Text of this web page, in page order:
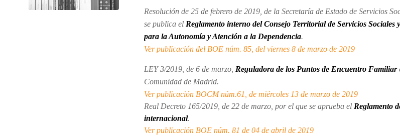
Resolución de 25 de febrero de 2019, de la Secretaría de Estado de Servicios
se publica el Reglamento interno del Consejo Territorial de Servicios Sociales
para la Autonomía y Atención a la Dependencia.
Ver publicación del BOE núm. 85, del viernes 8 de marzo de 2019
LEY 3/2019, de 6 de marzo, Reguladora de los Puntos de Encuentro Familiar
Comunidad de Madrid.
Ver publicación BOCM núm.61, de miércoles 13 de marzo de 2019
Real Decreto 165/2019, de 22 de marzo, por el que se aprueba el Reglamento
internacional.
Ver publicación BOE núm. 81 de 04 de abril de 2019